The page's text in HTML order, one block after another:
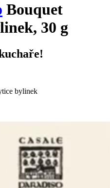
Bouquet
30 g
bylinek